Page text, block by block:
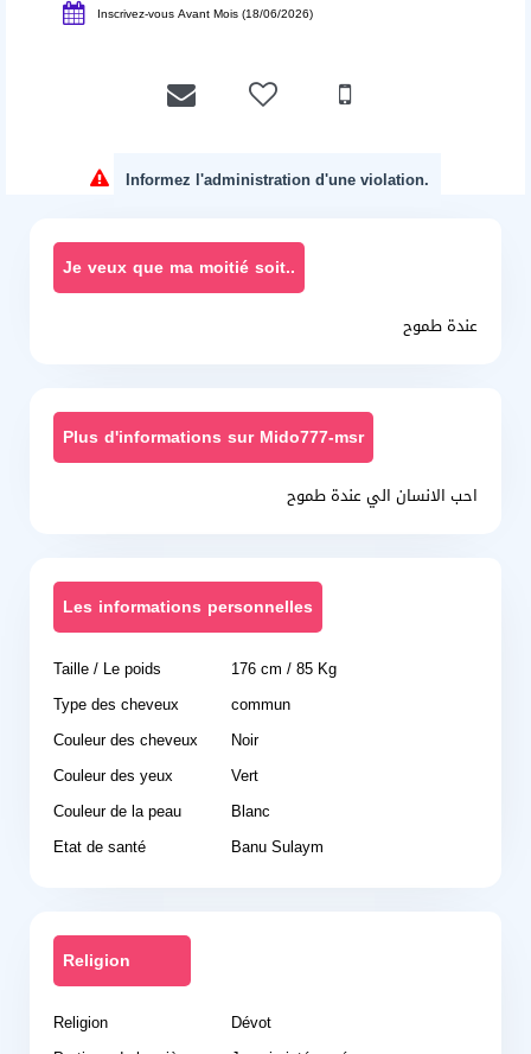
Inscrivez-vous Avant Mois (18/06/2026)
Informez l'administration d'une violation.
Je veux que ma moitié soit..
عندة طموح
Plus d'informations sur Mido777-msr
احب الانسان الي عندة طموح
Les informations personnelles
Taille / Le poids
176 cm / 85 Kg
Type des cheveux
commun
Couleur des cheveux
Noir
Couleur des yeux
Vert
Couleur de la peau
Blanc
Etat de santé
Banu Sulaym
Religion
Religion
Dévot